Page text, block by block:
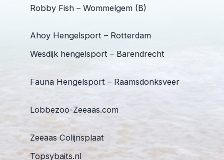
Robby Fish – Wommelgem (B)
Ahoy Hengelsport – Rotterdam
Wesdijk hengelsport – Barendrecht
Fauna Hengelsport – Raamsdonksveer
Lobbezoo-Zeeaas.com
Zeeaas Colijnsplaat
Topsybaits.nl